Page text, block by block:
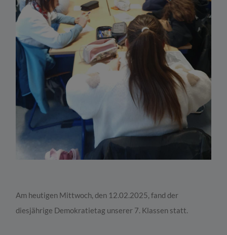
Am heutigen Mittwoch, den 12.02.2025, fand der
diesjährige Demokratietag unserer 7. Klassen statt.